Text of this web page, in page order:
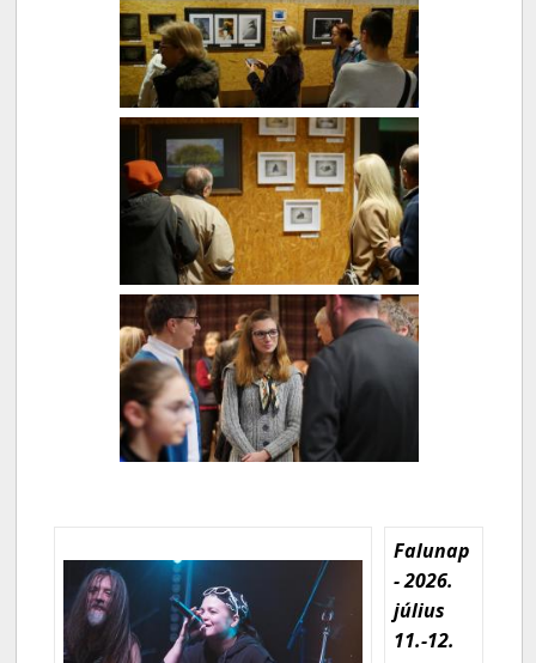
Falunap
- 2026.
július
11.-12.